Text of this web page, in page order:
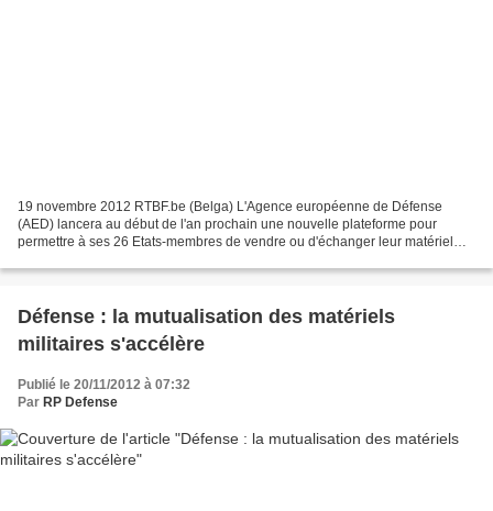
19 novembre 2012 RTBF.be (Belga) L'Agence européenne de Défense
(AED) lancera au début de l'an prochain une nouvelle plateforme pour
permettre à ses 26 Etats-membres de vendre ou d'échanger leur matériel
Défense : la mutualisation des matériels
militaires s'accélère
Publié le 20/11/2012 à 07:32
Par RP Defense